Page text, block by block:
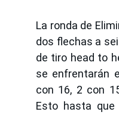
La ronda de
dos flechas a
de tiro head to
se enfrentarán
con 16, 2 con
Esto hasta que